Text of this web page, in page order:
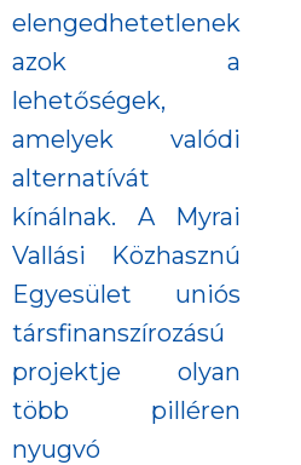
elengedhetetlenek
azok a
lehetőségek,
amelyek valódi
alternatívát
kínálnak. A Myrai
Vallási Közhasznú
Egyesület uniós
társfinanszírozású
projektje olyan
több pilléren
nyugvó